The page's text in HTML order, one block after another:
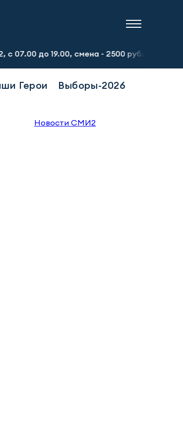
до 19.00, смена - 2500 рублей. Пр-т
Герои Выборы-2026
Новости СМИ2